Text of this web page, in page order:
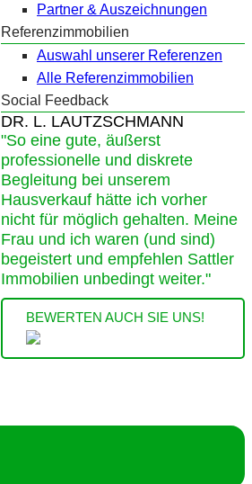
Partner & Auszeichnungen
Referenzimmobilien
Auswahl unserer Referenzen
Alle Referenzimmobilien
Social Feedback
DR. L. LAUTZSCHMANN
"So eine gute, äußerst
professionelle und diskrete
Begleitung bei unserem
Hausverkauf hätte ich vorher
nicht für möglich gehalten. Meine
Frau und ich waren (und sind)
begeistert und empfehlen Sattler
Immobilien unbedingt weiter."
BEWERTEN AUCH SIE UNS!